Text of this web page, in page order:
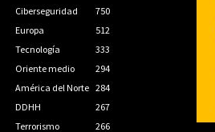
Ciberseguridad
750
Europa
512
Tecnología
333
Oriente medio
294
América del Norte 284
DDHH
267
Terrorismo
266